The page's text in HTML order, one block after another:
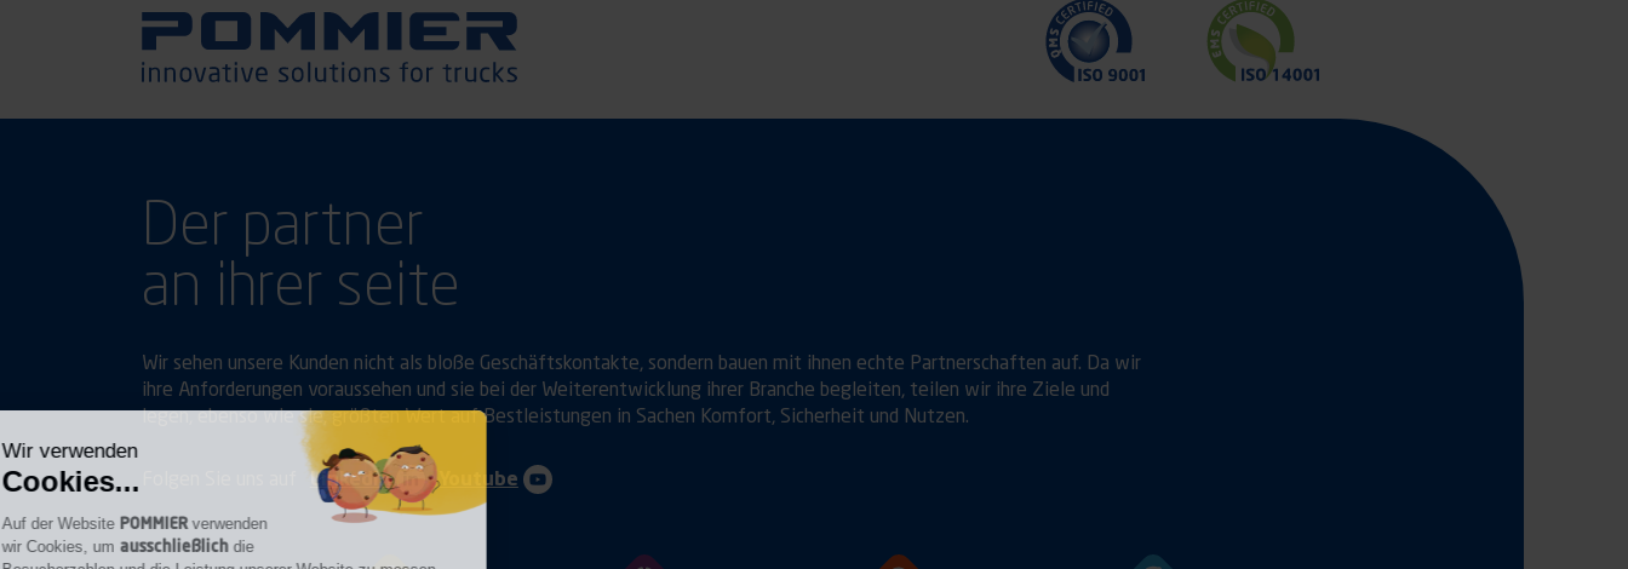
Wir verwenden
Cookies...
Auf der WebsitePOMMIERverwenden
wir Cookies, umausschließlich
Der partner
an ihrer seite
Wir sehen unsere Kunden nicht als bloße Geschäftskontakte, sondern bauen mit ihnen echte Partnerschaften auf. Da wir
ihre Anforderungen voraussehen und sie bei der Weiterentwicklung ihrer Branche begleiten, teilen wir ihre Ziele und
legen, ebenso wie sie, größten Wert auf Bestleistungen in Sachen Komfort, Sicherheit und Nutzen.
Linkedin Youtube